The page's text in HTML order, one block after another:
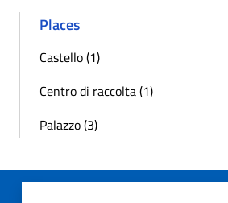
Places
Castello (1)
Centro di raccolta (1)
Palazzo (3)